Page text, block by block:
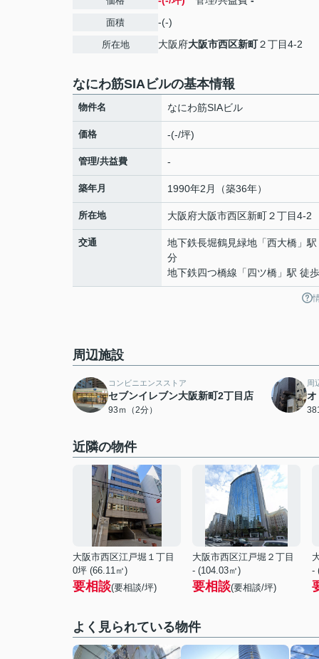
面積 -(-)
所在地 大阪府大阪市西区新町２丁目4-2
なにわ筋SIAビルの基本情報
物件名 なにわ筋SIAビル
価格 -(-/坪)
管理/共益費 -
築年月 1990年2月（築36年）
所在地 大阪府大阪市西区新町２丁目4-2
交通 地下鉄長堀鶴見緑地 「西大橋 」
分
地下鉄四つ橋線 「四ツ橋 」駅 徒
周辺施設
コンビニエンスストア
セブンイレブン大阪新町2丁目店
93ｍ（2分）
周
オ
近隣の物件
大阪市西区江戸堀１丁目
0坪 (66.11㎡)
要相談(要相談/坪)
大阪市西区江戸堀２丁目
- (104.03㎡)
要相談(要相談/坪)
-
よく見られている物件